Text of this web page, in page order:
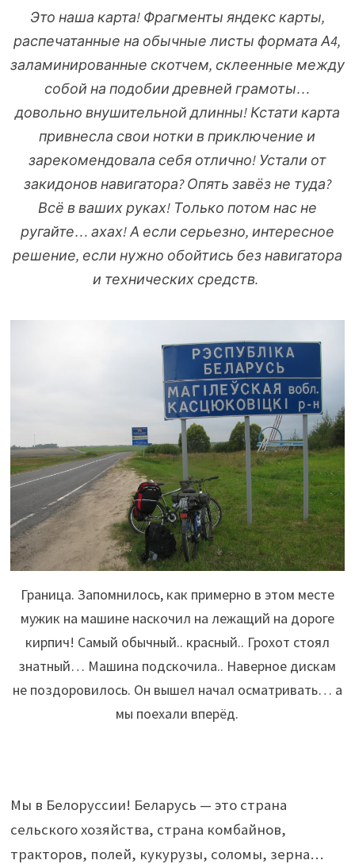
Это наша карта! Фрагменты яндекс карты,
распечатанные на обычные листы формата А4,
заламинированные скотчем, склеенные между
собой на подобии древней грамоты…
довольно внушительной длинны! Кстати карта
привнесла свои нотки в приключение и
зарекомендовала себя отлично! Устали от
закидонов навигатора? Опять завёз не туда?
Всё в ваших руках! Только потом нас не
ругайте… ахах! А если серьезно, интересное
решение, если нужно обойтись без навигатора
и технических средств.
Граница. Запомнилось, как примерно в этом месте
мужик на машине наскочил на лежащий на дороге
кирпич! Самый обычный.. красный.. Грохот стоял
знатный… Машина подскочила.. Наверное дискам
не поздоровилось. Он вышел начал осматривать… а
мы поехали вперёд.
Мы в Белоруссии! Беларусь — это страна
сельского хозяйства, страна комбайнов,
тракторов, полей, кукурузы, соломы, зерна…